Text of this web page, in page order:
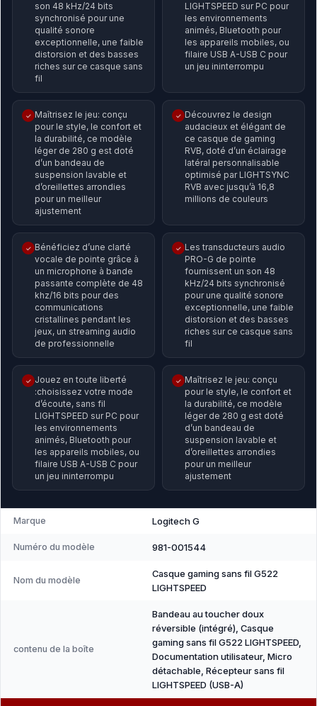
son 48 kHz/24 bits
synchronisé pour une
qualité sonore
exceptionnelle, une faible
distorsion et des basses
riches sur ce casque sans
fil
LIGHTSPEED sur PC pour
les environnements
animés, Bluetooth pour
les appareils mobiles, ou
filaire USB A-USB C pour
un jeu ininterrompu
✓ Maîtrisez le jeu: conçu
pour le style, le confort et
la durabilité, ce modèle
léger de 280 g est doté
d’un bandeau de
suspension lavable et
d’oreillettes arrondies
pour un meilleur
ajustement
✓ Découvrez le design
audacieux et élégant de
ce casque de gaming
RVB, doté d’un éclairage
latéral personnalisable
optimisé par LIGHTSYNC
RVB avec jusqu’à 16,8
millions de couleurs
✓ Bénéficiez d’une clarté
vocale de pointe grâce à
un microphone à bande
passante complète de 48
khz/16 bits pour des
communications
cristallines pendant les
jeux, un streaming audio
de professionnelle
✓ Les transducteurs audio
PRO-G de pointe
fournissent un son 48
kHz/24 bits synchronisé
pour une qualité sonore
exceptionnelle, une faible
distorsion et des basses
riches sur ce casque sans
fil
✓ Jouez en toute liberté
:choisissez votre mode
d’écoute, sans fil
LIGHTSPEED sur PC pour
les environnements
animés, Bluetooth pour
les appareils mobiles, ou
filaire USB A-USB C pour
un jeu ininterrompu
✓ Maîtrisez le jeu: conçu
pour le style, le confort et
la durabilité, ce modèle
léger de 280 g est doté
d’un bandeau de
suspension lavable et
d’oreillettes arrondies
pour un meilleur
ajustement
Marque Logitech G
Numéro du modèle 981-001544
Nom du modèle
Casque gaming sans fil G522
LIGHTSPEED
contenu de la boîte
Bandeau au toucher doux
réversible (intégré), Casque
gaming sans fil G522 LIGHTSPEED,
Documentation utilisateur, Micro
détachable, Récepteur sans fil
LIGHTSPEED (USB-A)